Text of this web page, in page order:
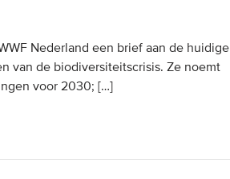
Nederland een brief aan de huidige
van de biodiversiteitscrisis. Ze noemt
voor 2030; […]